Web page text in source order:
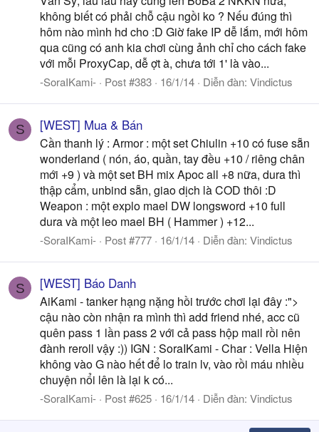
không biết có phải chỗ cậu ngồi ko ? Nếu đúng thì
hôm nào mình hd cho :D Giờ fake IP dễ lắm, mới hôm
qua cũng có anh kia chơi cùng ảnh chỉ cho cách fake
với mỗi ProxyCap, dễ ợt à, chưa tới 1' là vào...
-SoraIKami- Post #383 16/1/14 Diễn đàn: Vindictus
S [WEST] Mua & Bán
Cần thanh lý : Armor : một set Chiulin +10 có fuse sẵn
wonderland ( nón, áo, quần, tay đều +10 / riêng chân
mới +9 ) và một set BH mix Apoc all +8 nữa, dura thì
thập cẩm, unbind sẵn, giao dịch là COD thôi :D
Weapon : một explo mael DW longsword +10 full
dura và một leo mael BH ( Hammer ) +12...
-SoraIKami- Post #777 16/1/14 Diễn đàn: Vindictus
S [WEST] Báo Danh
AiKami - tanker hạng nặng hồi trước chơi lại đây :">
cậu nào còn nhận ra mình thì add friend nhé, acc cũ
quên pass 1 lần pass 2 với cả pass hộp mail rồi nên
đành reroll vậy :)) IGN : SoraIKami - Char : Vella Hiện
không vào G nào hết để lo train lv, vào rồi máu nhiều
chuyện nổi lên là lại k có...
-SoraIKami- Post #625 16/1/14 Diễn đàn: Vindictus